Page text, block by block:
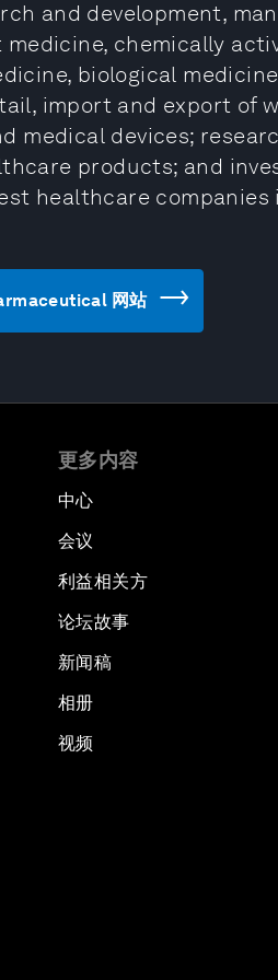
and development,
chemically
biological
import and export of
medical devices;
products; and
healthcare companies
网站
更多内容
中心
会议
利益相关方
论坛故事
新闻稿
相册
视频